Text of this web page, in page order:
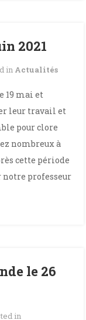
2021
in Actualités
19 mai et
leur travail et
pour clore
nombreux à
cette période
professeur
le 26
in